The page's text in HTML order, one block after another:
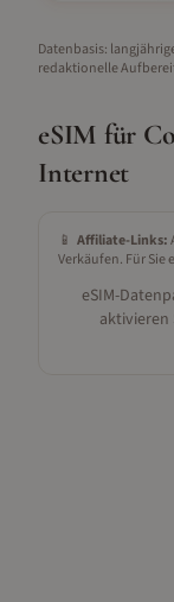
Datenbasis:
redaktionelle
eSIM für
Internet
📱 Affiliate-Links:
Verkäufen. Für Sie
eSIM-
aktivieren